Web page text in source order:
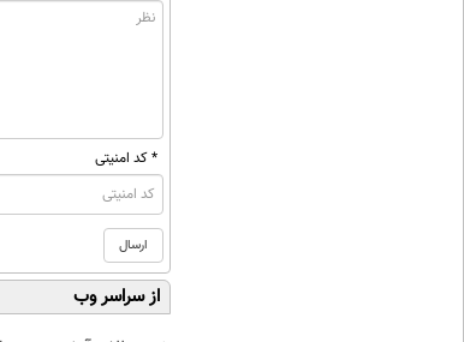
* کد امنیتی
از سراسر وب